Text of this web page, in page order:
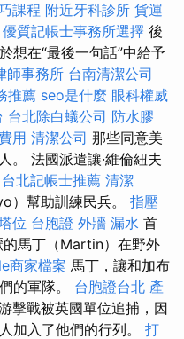
課程 附近牙科診所 貨運
優質記帳士事務所選擇 後
想在“最後一句話”中給予
師事務所 台南清潔公司
推薦 seo是什麼 眼科權威
台北除白蟻公司 防水膠
用 清潔公司 那些同意美
。 法國派遣讓·維倫紐夫
台北記帳士推薦 清潔
）幫助訓練民兵。 指壓
位 台胞證 外牆 漏水 首
馬丁（Martin）在野外
商家檔案 馬丁，讓和加布
的軍隊。 台胞證台北 產
擊戰被英國單位追捕，因
加入了他們的行列。 打